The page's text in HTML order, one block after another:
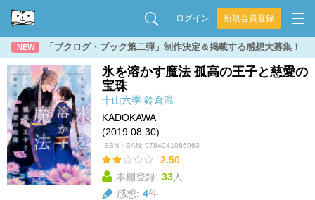
ログイン 新規会員登録
NEW 「ブクログ・ブック第二弾」制作決定＆掲載する感想大募集！
氷を溶かす魔法 孤高の王子と慈愛の
宝珠
十山六季 鈴倉温
KADOKAWA
(2019.08.30)
ISBN・EAN: 9784041086063
2.50
本棚登録: 33人
感想: 4件